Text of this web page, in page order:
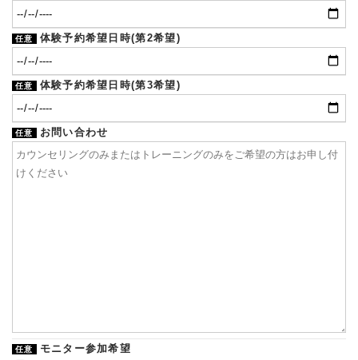
任意 体験予約希望日時(第2希望)
任意 体験予約希望日時(第3希望)
任意 お問い合わせ
任意
モニター参加希望